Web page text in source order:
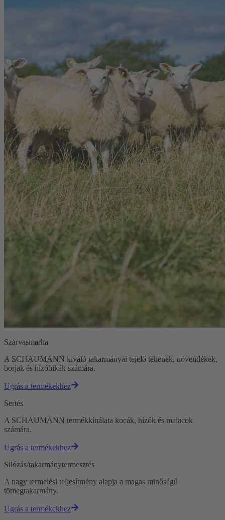
Szarvasmarha
A SCHAUMANN kiváló takarmányai tejelő tehenek, növendékek,
borjak és hízóbikák számára.
Ugrás a termékekhez
Sertés
A SCHAUMANN termékkínálata kocák, hízók és malacok
számára.
Ugrás a termékekhez
Silózás/takarmánytermesztés
A nagy termelési teljesítmény alapja a magas minőségű
tömegtakarmány.
Ugrás a termékekhez